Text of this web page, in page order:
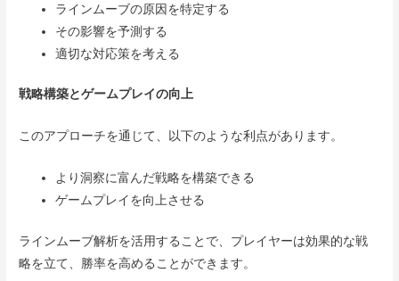
ラインムーブの原因を特定する
その影響を予測する
適切な対応策を考える
戦略構築とゲームプレイの向上
このアプローチを通じて、以下のような利点があります。
より洞察に富んだ戦略を構築できる
ゲームプレイを向上させる
ラインムーブ解析を活用することで、プレイヤーは効果的な戦
略を立て、勝率を高めることができます。